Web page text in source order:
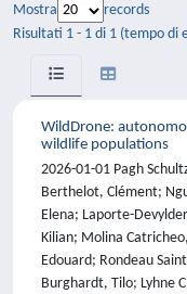
Mostra
records
Risultati 1 - 1 di 1 (tempo di
WildDrone:
wildlife populations
2026-01-01 Pagh
Berthelot, Clément;
Elena; Laporte-
Kilian; Molina
Edouard; Rondeau
Burghardt, Tilo; Lyhne